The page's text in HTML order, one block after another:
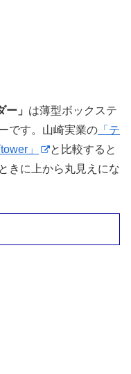
」 は薄型ボックステ
です。山崎実業の 「テ
」
と比較すると
きに上から丸見えにな